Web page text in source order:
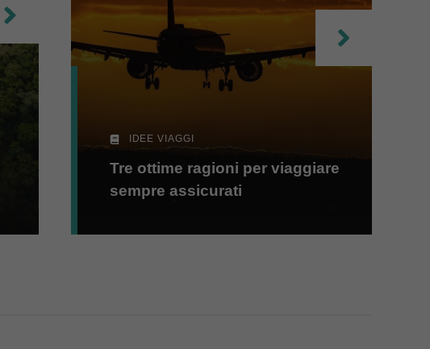
IDEE VIAGGI
Tre ottime ragioni per viaggiare
sempre assicurati